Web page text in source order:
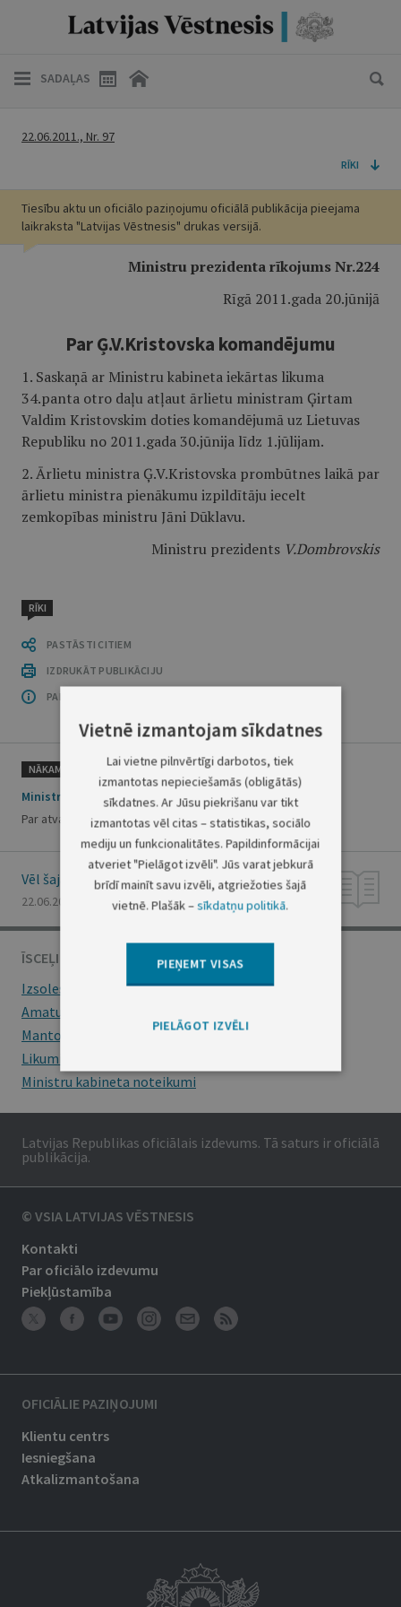
SADAĻAS
22.06.2011., Nr. 97
RĪKI
Tiesību aktu un oficiālo paziņojumu oficiālā publikācija pieejama
laikraksta "Latvijas Vēstnesis" drukas versijā.
Ministru prezidenta rīkojums Nr.224
Rīgā 2011.gada 20.jūnijā
Par Ģ.V.Kristovska komandējumu
1. Saskaņā ar Ministru kabineta iekārtas likuma
34.panta otro daļu atļaut ārlietu ministram Ģirtam
Valdim Kristovskim doties komandējumā uz Lietuvas
Republiku no 2011.gada 30.jūnija līdz 1.jūlijam.
2. Ārlietu ministra Ģ.V.Kristovska prombūtnes laikā par
ārlietu ministra pienākumu izpildītāju iecelt
zemkopības ministru Jāni Dūklavu.
Ministru prezidents V.Dombrovskis
RĪKI
PASTĀSTI CITIEM
IZDRUKĀT PUBLIKĀCIJU
PAR OFICIĀLO IZDEVUMU
NĀKAMAIS
Ministru prezidenta rīkojums Nr.225
Par atvaļinājuma piešķiršanu R.Vējonim
Vēl šajā numurā
22.06.2011., Nr. 97
ĪSCEĻI
Izsoles
Amatu konkursi
Mantojumu ziņas
Likumi
Ministru kabineta noteikumi
Latvijas Republikas oficiālais izdevums. Tā saturs ir oficiālā
publikācija.
© VSIA LATVIJAS VĒSTNESIS
Kontakti
Par oficiālo izdevumu
Piekļūstamība
OFICIĀLIE PAZIŅOJUMI
Klientu centrs
Iesniegšana
Atkalizmantošana
Vietnē izmantojam sīkdatnes
Lai vietne pilnvērtīgi darbotos, tiek
izmantotas nepieciešamās (obligātās)
sīkdatnes. Ar Jūsu piekrišanu var tikt
izmantotas vēl citas – statistikas, sociālo
mediju un funkcionalitātes. Papildinformācijai
atveriet "Pielāgot izvēli". Jūs varat jebkurā
brīdī mainīt savu izvēli, atgriežoties šajā
vietnē. Plašāk –sīkdatņu politikā.
PIEŅEMT VISAS
PIELĀGOT IZVĒLI